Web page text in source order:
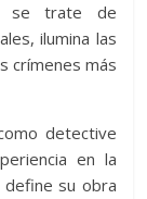
se trate de
ilumina las
crímenes más
detective
en la
define su obra